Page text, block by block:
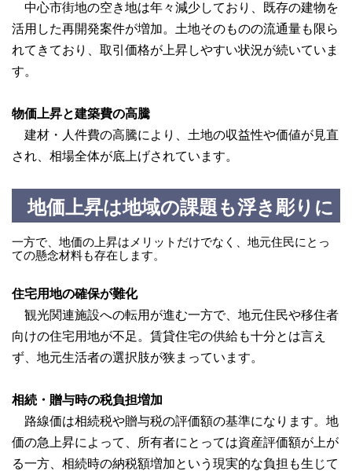
中心市街地の空き地は年々減少しており、既存の建物を
活用した再開発案件が増加。土地そのものの流通量も限ら
れてきており、取引価格が上昇しやすい状況が続いていま
す。
物価上昇と建築費の高騰
建材・人件費の高騰により、土地の収益性や価値が見直
され、相場全体が底上げされています。
地価上昇は地域の課題も浮き彫りに
一方で、地価の上昇はメリットだけでなく、地元住民にとっ
ての懸念材料も存在します。
住宅用地の確保が難化
観光関連施設への転用が進む一方で、地元住民や移住者
向けの住宅用地が不足。賃貸住宅の供給も十分とは言え
ず、地元生活者の選択肢が狭まっています。
相続・贈与時の税負担増加
路線価は相続税や贈与税の評価額の基準になります。地
価の急上昇によって、所有者にとっては資産評価額が上が
る一方、相続時の納税額増加という現実的な負担も生じて